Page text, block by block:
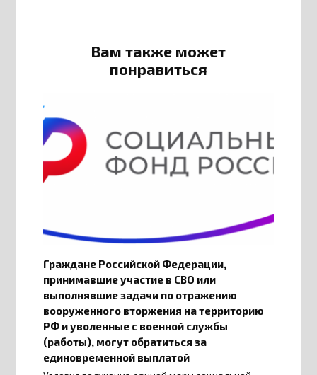
Вам также может
понравиться
Граждане Российской Федерации,
принимавшие участие в СВО или
выполнявшие задачи по отражению
вооруженного вторжения на территорию
РФ и уволенные с военной службы
(работы), могут обратиться за
единовременной выплатой